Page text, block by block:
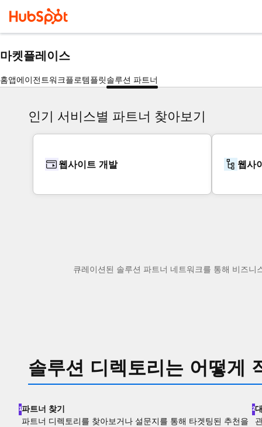
마켓플레이스
홈앱에이전트워크플로템플릿솔루션 파트너
인기 서비스별 파트너 찾아보기
웹사이트 개발 웹사
큐레이션된 솔루션 파트너 네트워크를 통해 비즈
솔루션 디렉토리는 어떻게
1파트너 찾기
파트너 디렉토리를 찾아보거나 설문지를 통해 타겟팅된 추천을
2